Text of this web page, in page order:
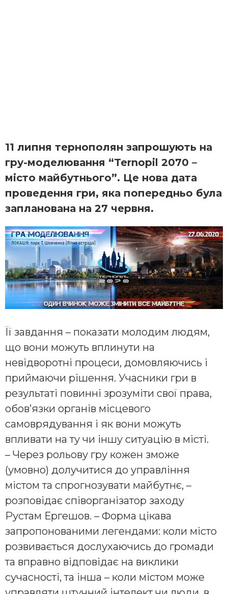
11 липня тернополян запрошують на
гру-моделювання “Ternopil 2070 –
місто майбутнього”. Це нова дата
проведення гри, яка попередньо була
запланована на 27 червня.
Її завдання – показати молодим людям,
що вони можуть вплинути на
невідворотні процеси, домовляючись і
приймаючи рішення. Учасники гри в
результаті повинні зрозуміти свої права,
обов’язки органів місцевого
самоврядування і як вони можуть
впливати на ту чи іншу ситуацію в місті.
– Через рольову гру кожен зможе
(умовно) долучитися до управління
містом та спрогнозувати майбутнє, –
розповідає співорганізатор заходу
Рустам Ергешов. – Форма цікава
запропонованими легендами: коли місто
розвивається дослухаючись до громади
та вправно відповідає на виклики
сучасності, та інша – коли містом може